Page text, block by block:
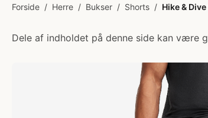
Forside / Herre / Bukser / Shorts / Hike &
Dele af indholdet på denne side kan være